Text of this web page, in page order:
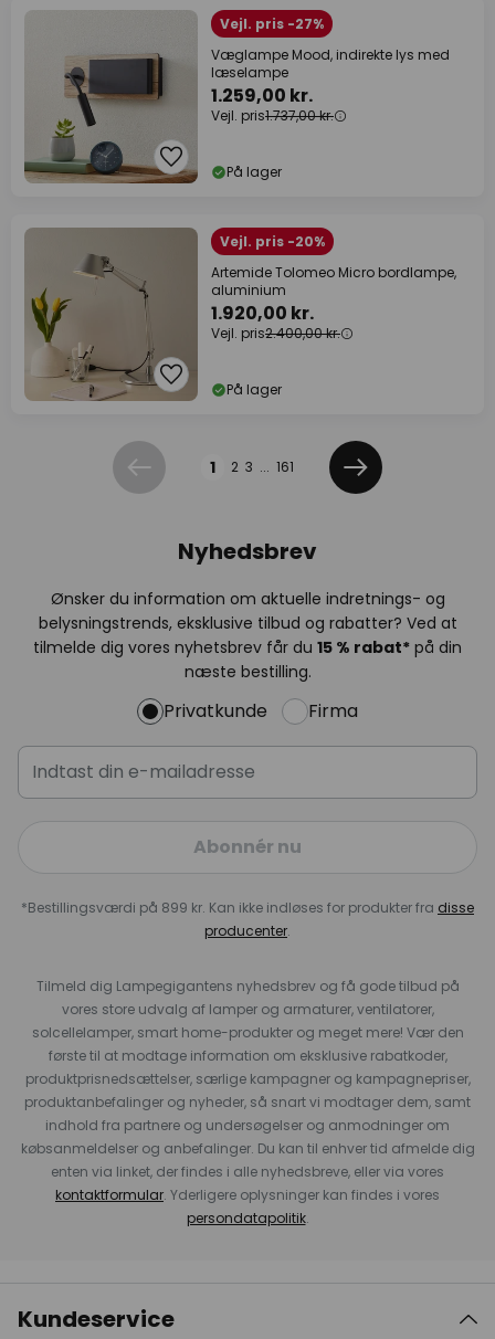
Vejl. pris -27%
Væglampe Mood, indirekte lys med
læselampe
1.259,00 kr.
Vejl. pris1.737,00 kr.
På lager
Vejl. pris -20%
Artemide Tolomeo Micro bordlampe,
aluminium
1.920,00 kr.
Vejl. pris2.400,00 kr.
På lager
Forrige 1 2 3 ... 161
Næste
Nyhedsbrev
Ønsker du information om aktuelle indretnings- og
belysningstrends, eksklusive tilbud og rabatter? Ved at
tilmelde dig vores nyhetsbrev får du 15 % rabat* på din
næste bestilling.
Privatkunde Firma
Abonnér nu
*Bestillingsværdi på 899 kr. Kan ikke indløses for produkter fra disse
producenter.
Tilmeld dig Lampegigantens nyhedsbrev og få gode tilbud på
vores store udvalg af lamper og armaturer, ventilatorer,
solcellelamper, smart home-produkter og meget mere! Vær den
første til at modtage information om eksklusive rabatkoder,
produktprisnedsættelser, særlige kampagner og kampagnepriser,
produktanbefalinger og nyheder, så snart vi modtager dem, samt
indhold fra partnere og undersøgelser og anmodninger om
købsanmeldelser og anbefalinger. Du kan til enhver tid afmelde dig
enten via linket, der findes i alle nyhedsbreve, eller via vores
kontaktformular. Yderligere oplysninger kan findes i vores
persondatapolitik.
Kundeservice